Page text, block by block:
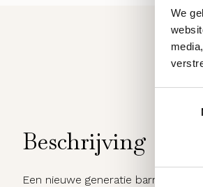
We
Beschrijving
Een nieuwe generatie